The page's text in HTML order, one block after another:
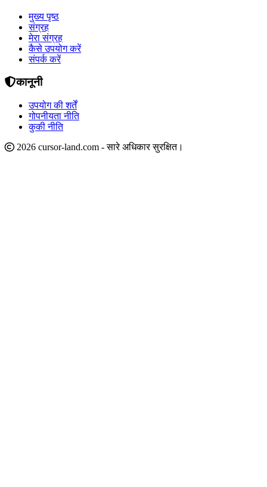
मुख्य पृष्ठ
संग्रह
मेरा संग्रह
कैसे उपयोग करें
संपर्क करें
कानूनी
उपयोग की शर्तें
गोपनीयता नीति
कुकी नीति
2026 cursor-land.com - सारे अधिकार सुरक्षित।